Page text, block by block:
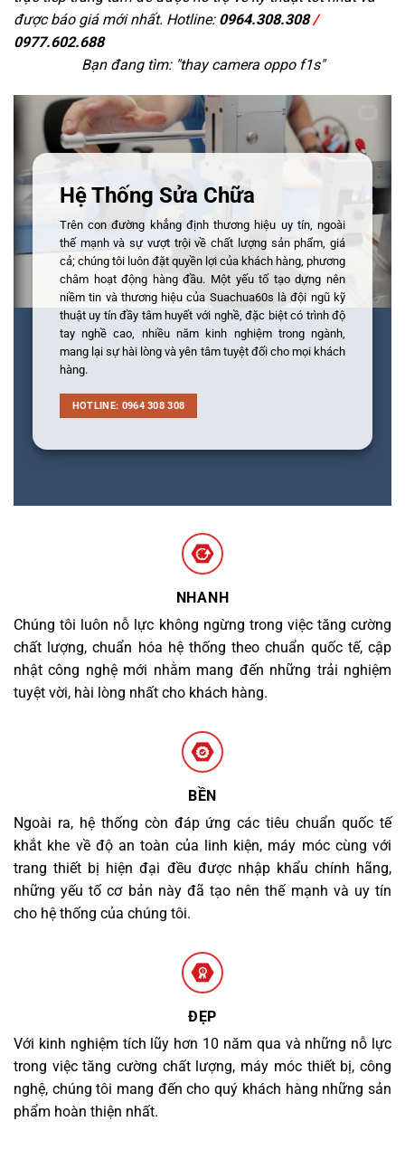
được báo giá mới nhất. Hotline: 0964.308.308/
0977.602.688
Bạn đang tìm: "thay camera oppo f1s"
Hệ Thống Sửa Chữa
Trên con đường khẳng định thương hiệu uy tín, ngoài
thế mạnh và sự vượt trội về chất lượng sản phẩm, giá
cả; chúng tôi luôn đặt quyền lợi của khách hàng, phương
châm hoạt động hàng đầu. Một yếu tố tạo dựng nên
niềm tin và thương hiệu của Suachua60s là đội ngũ kỹ
thuật uy tín đầy tâm huyết với nghề, đặc biệt có trình độ
tay nghề cao, nhiều năm kinh nghiệm trong ngành,
mang lại sự hài lòng và yên tâm tuyệt đối cho mọi khách
hàng.
HOTLINE: 0964 308 308
NHANH
Chúng tôi luôn nỗ lực không ngừng trong việc tăng cường
chất lượng, chuẩn hóa hệ thống theo chuẩn quốc tế, cập
nhật công nghệ mới nhằm mang đến những trải nghiệm
tuyệt vời, hài lòng nhất cho khách hàng.
BỀN
Ngoài ra, hệ thống còn đáp ứng các tiêu chuẩn quốc tế
khắt khe về độ an toàn của linh kiện, máy móc cùng với
trang thiết bị hiện đại đều được nhập khẩu chính hãng,
những yếu tố cơ bản này đã tạo nên thế mạnh và uy tín
cho hệ thống của chúng tôi.
ĐẸP
Với kinh nghiệm tích lũy hơn 10 năm qua và những nỗ lực
trong việc tăng cường chất lượng, máy móc thiết bị, công
nghệ, chúng tôi mang đến cho quý khách hàng những sản
phẩm hoàn thiện nhất.